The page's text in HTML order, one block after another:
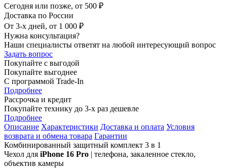
Сегодня или позже, от 500 ₽
Доставка по России
От 3-х дней, от 1 000 ₽
Нужна консультация?
Наши специалисты ответят на любой интересующий вопрос
Задать вопрос
Покупайте с выгодой
Покупайте выгоднее
С программой Trade-In
Подробнее
Рассрочка и кредит
Покупайте технику до 3-х раз дешевле
Подробнее
Описание Характеристики Доставка и оплата Условия
возврата и обмена товара Гарантии
Комбинированный защитный комплект 3 в 1
Чехол для iPhone 16 Pro | телефона, закаленное стекло,
объектив камеры